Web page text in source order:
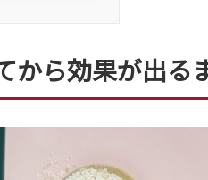
から効果が出る